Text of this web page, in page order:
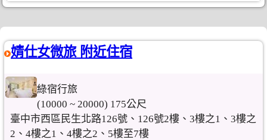
婧仕女微旅 附近住宿
綠宿行旅
(10000 ~ 20000) 175公尺
臺中市西區民生北路126號、126號2樓、3樓之1、3樓之
2、4樓之1、4樓之2、5樓至7樓